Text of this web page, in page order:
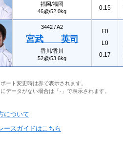
福岡/福岡
46歳/52.0kg
0.15
3442 /A2
宮武 英司
香川/香川
52歳/53.6kg
F0
L0
0.17
ート変更時は赤で表示されます。
データがない場合は「-」で表示されます。
について
ースガイドはこちら